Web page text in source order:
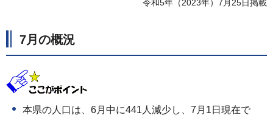
令和5年（2023年）7月25日掲載
7月の概況
本県の人口は、6月中に441人減少し、7月1日現在で